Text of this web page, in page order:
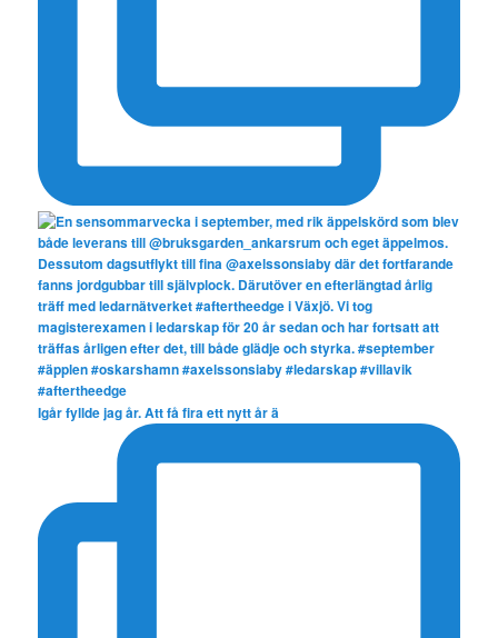
Igår fyllde jag år. Att få fira ett nytt år ä